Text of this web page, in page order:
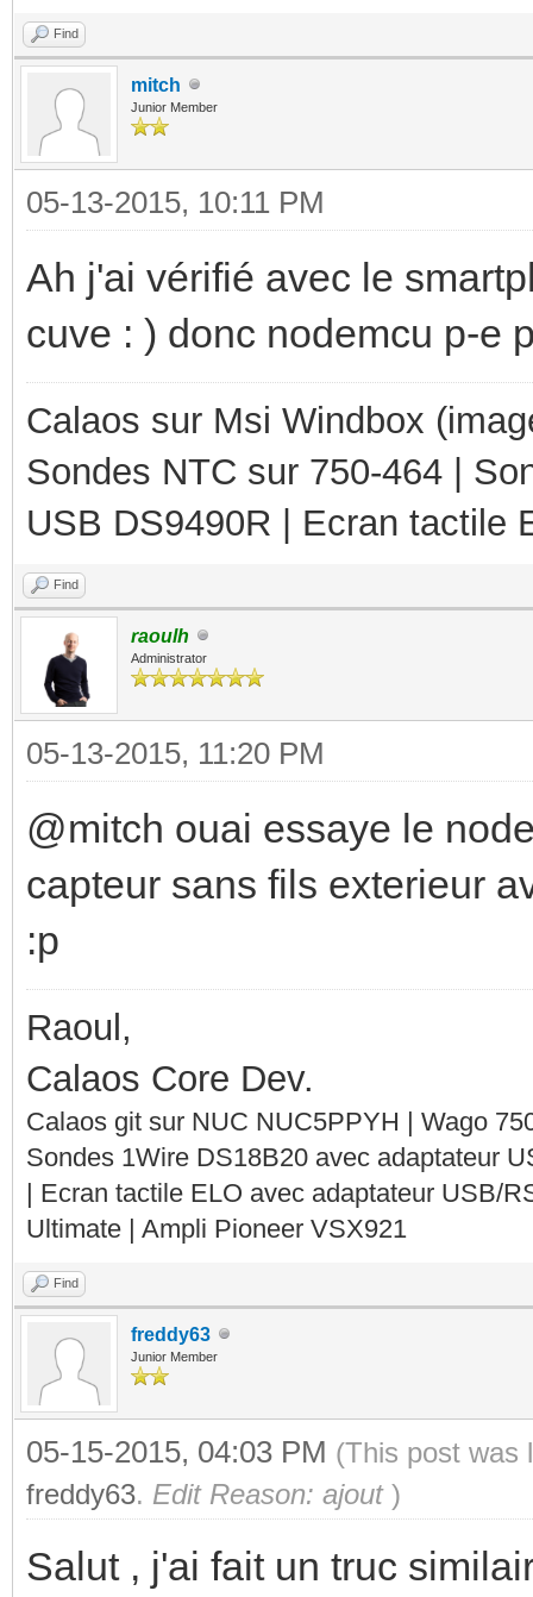
Find
mitch
Junior Member
05-13-2015, 10:11 PM
Ah j'ai vérifié avec le
cuve : ) donc nodemcu p-e
Calaos sur Msi Windbox
Sondes NTC sur 750-464 |
USB DS9490R | Ecran tactile
Find
raoulh
Administrator
05-13-2015, 11:20 PM
@mitch ouai essaye le
capteur sans fils exterieur
:p
Raoul,
Calaos Core Dev.
Calaos git sur NUC NUC5PPYH | Wago
Sondes 1Wire DS18B20 avec adaptateur
| Ecran tactile ELO avec adaptateur USB/
Ultimate | Ampli Pioneer VSX921
Find
freddy63
Junior Member
05-15-2015, 04:03 PM (This post was
freddy63. Edit Reason: ajout )
Salut , j'ai fait un truc